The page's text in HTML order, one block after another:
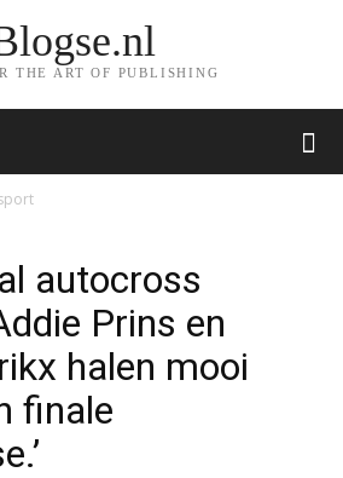
THE ART OF PUBLISHING
autocross
Prins en
halen mooi
finale